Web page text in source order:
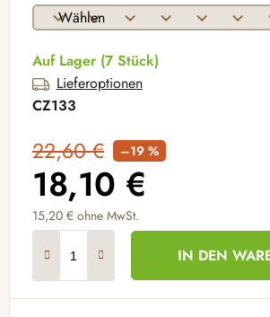
Auf Lager (7 Stück)
Lieferoptionen
CZ133
22,60 € –19 %
18,10 €
15,20 € ohne MwSt.
IN DEN